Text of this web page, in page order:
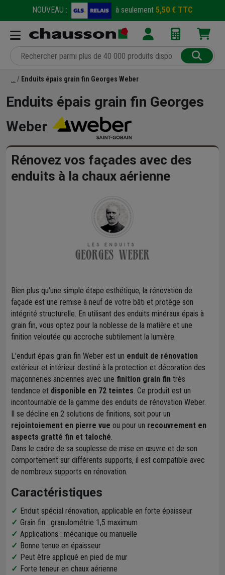
NOUVEAU : à seulement 5,50 € TTC
Enduits épais grain fin Georges Weber
Enduits épais grain fin Georges
Weber
Rénovez vos façades avec des
enduits à la chaux aérienne
Bien plus qu'une simple étape esthétique, la rénovation de
façade est une remise à neuf de votre bâti et protège son
intégrité structurelle. En utilisant des enduits minéraux épais à
grain fin, vous optez pour la noblesse de la matière et une
finition veloutée qui accroche subtilement la lumière.
L'enduit épais grain fin Weber est un enduit de rénovation
extérieur et intérieur destiné à la protection et décoration des
maçonneries anciennes avec une finition grain fin très
tendance et disponible en 72 teintes. Ce produit est un
incontournable de la gamme des enduits de rénovation Weber.
Il se décline en 2 solutions de finitions, soit pour un
rejointoiement en pierre vue ou pour un recouvrement en
aspects gratté fin et taloché.
Dans le cadre de sa souplesse de mise en œuvre et de son
comportement sur différents supports, il est compatible avec
de nombreux supports en rénovation.
Caractéristiques
Enduit spécial rénovation, applicable en forte épaisseur
Grain fin : granulométrie 1,5 maximum
Applications : mécanique ou manuelle
Bonne tenue en épaisseur
Peut être appliqué en pied de mur
Forte teneur en chaux aérienne